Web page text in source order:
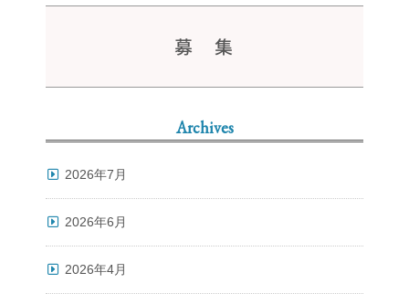
募 集
Archives
2026年7月
2026年6月
2026年4月